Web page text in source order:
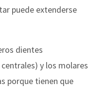
puede extenderse
dientes
y los molares
porque tienen que